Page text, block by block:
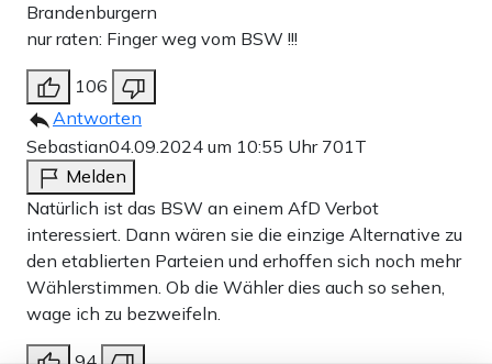
Brandenburgern
nur raten: Finger weg vom BSW !!!
106
Antworten
Sebastian04.09.2024 um 10:55 Uhr 701T
Melden
Natürlich ist das BSW an einem AfD Verbot
interessiert. Dann wären sie die einzige Alternative zu
den etablierten Parteien und erhoffen sich noch mehr
Wählerstimmen. Ob die Wähler dies auch so sehen,
wage ich zu bezweifeln.